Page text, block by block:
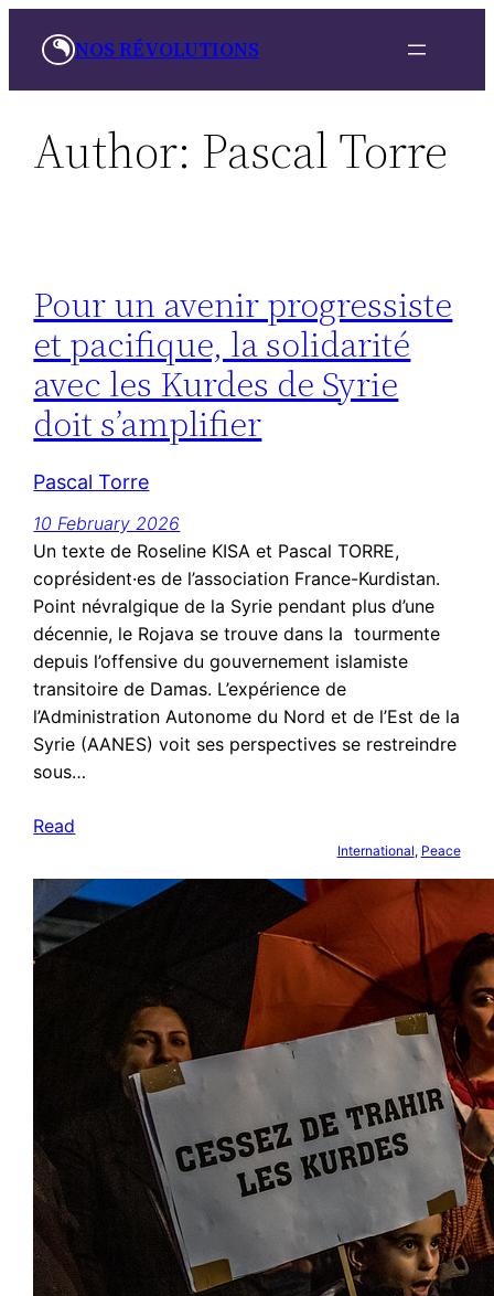
NOS RÉVOLUTIONS
Author: Pascal Torre
Pour un avenir progressiste
et pacifique, la solidarité
avec les Kurdes de Syrie
doit s’amplifier
Pascal Torre
10 February 2026
Un texte de Roseline KISA et Pascal TORRE,
coprésident·es de l’association France-Kurdistan.
Point névralgique de la Syrie pendant plus d’une
décennie, le Rojava se trouve dans la tourmente
depuis l’offensive du gouvernement islamiste
transitoire de Damas. L’expérience de
l’Administration Autonome du Nord et de l’Est de la
Syrie (AANES) voit ses perspectives se restreindre
sous…
Read
International, Peace